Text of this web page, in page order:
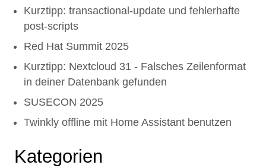
Kurztipp: transactional-update und fehlerhafte
post-scripts
Red Hat Summit 2025
Kurztipp: Nextcloud 31 - Falsches Zeilenformat
in deiner Datenbank gefunden
SUSECON 2025
Twinkly offline mit Home Assistant benutzen
Kategorien